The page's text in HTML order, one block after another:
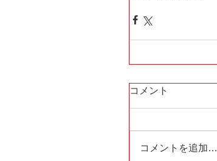
コメント
コメントを追加…